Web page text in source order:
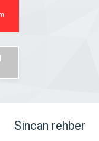
Sincan rehber